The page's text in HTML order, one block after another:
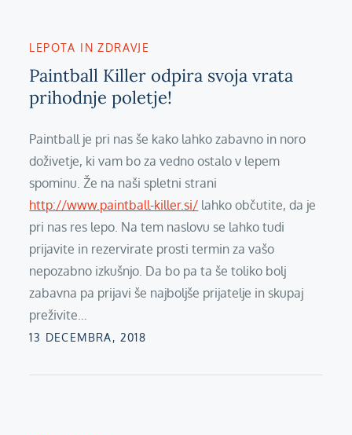
LEPOTA IN ZDRAVJE
Paintball Killer odpira svoja vrata
prihodnje poletje!
Paintball je pri nas še kako lahko zabavno in noro
doživetje, ki vam bo za vedno ostalo v lepem
spominu. Že na naši spletni strani
http://www.paintball-killer.si/ lahko občutite, da je
pri nas res lepo. Na tem naslovu se lahko tudi
prijavite in rezervirate prosti termin za vašo
nepozabno izkušnjo. Da bo pa ta še toliko bolj
zabavna pa prijavi še najboljše prijatelje in skupaj
preživite…
Posted
13 DECEMBRA, 2018